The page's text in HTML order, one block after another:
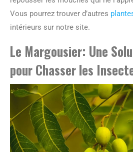
Vous pourrez trouver d’autres
intérieurs sur notre site.
Le Margousier: Une
pour Chasser les